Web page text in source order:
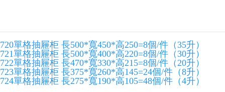
720單格抽屜柜 長500*寬450*高250=8個/件（35升）
721單格抽屜柜 長500*寬400*高220=8個/件（30升）
722單格抽屜柜 長470*寬330*高215=8個/件（20升）
723單格抽屜柜 長375*寬260*高145=24個/件（8升）
724單格抽屜柜 長275*寬190*高105=48個/件（4升）